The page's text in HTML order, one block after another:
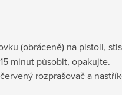
(obráceně) na pistoli,
minut působit, opakujte.
rozprašovač a